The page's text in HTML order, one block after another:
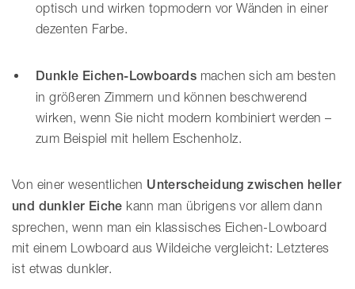
optisch und wirken topmodern vor Wänden in einer
dezenten Farbe.
Dunkle Eichen-Lowboards machen sich am besten
in größeren Zimmern und können beschwerend
wirken, wenn Sie nicht modern kombiniert werden –
zum Beispiel mit hellem Eschenholz.
Von einer wesentlichen Unterscheidung zwischen heller
und dunkler Eiche kann man übrigens vor allem dann
sprechen, wenn man ein klassisches Eichen-Lowboard
mit einem Lowboard aus Wildeiche vergleicht: Letzteres
ist etwas dunkler.